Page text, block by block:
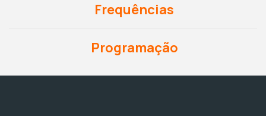
Frequências
Programação